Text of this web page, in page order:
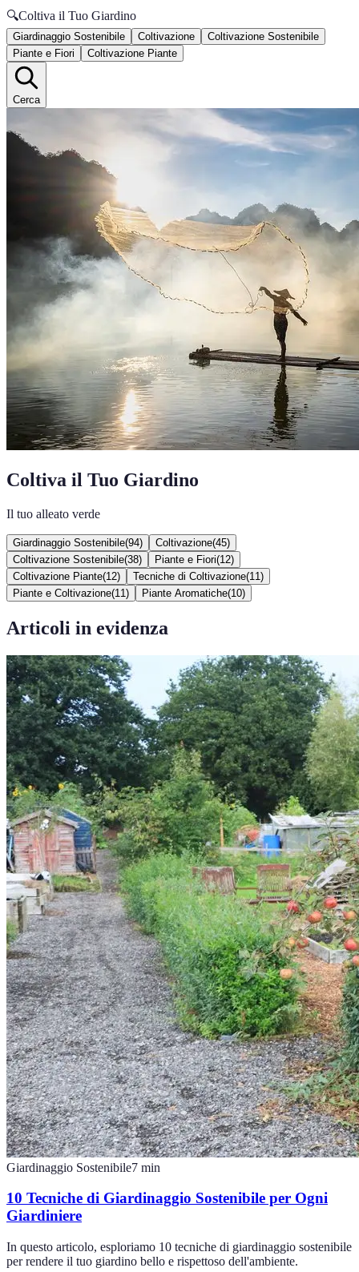
🔍Coltiva il Tuo Giardino
Giardinaggio Sostenibile Coltivazione
Coltivazione Sostenibile
Piante e Fiori
Coltivazione Piante
Cerca
Coltiva il Tuo Giardino
Il tuo alleato verde
Giardinaggio Sostenibile(94) Coltivazione(45)
Coltivazione Sostenibile(38) Piante e Fiori(12)
Coltivazione Piante(12) Tecniche di Coltivazione(11 )
Piante e Coltivazione(11 ) Piante Aromatiche(10)
Articoli in evidenza
Giardinaggio Sostenibile7 min
10 Tecniche di Giardinaggio Sostenibile per Ogni
Giardiniere
In questo articolo, esploriamo 10 tecniche di giardinaggio sostenibile
per rendere il tuo giardino bello e rispettoso dell'ambiente.